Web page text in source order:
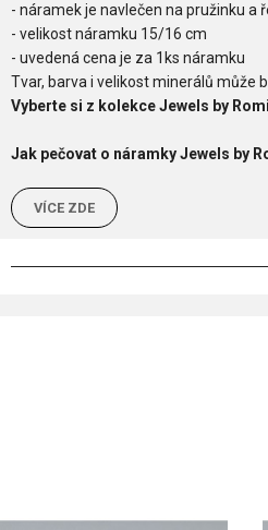
- náramek je navlečen na pružinku a
- velikost náramku 15/16 cm
- uvedená cena je za 1ks náramku
Tvar, barva i velikost minerálů může
Vyberte si z kolekce Jewels by
Jak pečovat o náramky Jewels by
VÍCE ZDE